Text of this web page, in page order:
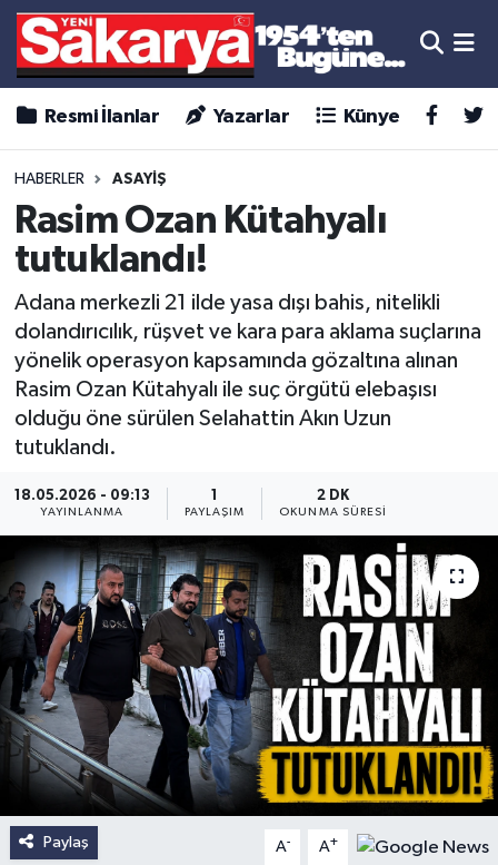
Resmi İlanlar Yazarlar Künye
HABERLER ASAYİŞ
Rasim Ozan Kütahyalı
tutuklandı!
Adana merkezli 21 ilde yasa dışı bahis, nitelikli
dolandırıcılık, rüşvet ve kara para aklama suçlarına
yönelik operasyon kapsamında gözaltına alınan
Rasim Ozan Kütahyalı ile suç örgütü elebaşısı
olduğu öne sürülen Selahattin Akın Uzun
tutuklandı.
18.05.2026 - 09:13
YAYINLANMA PAYLAŞIM
2 DK
OKUNMA SÜRESI
Paylaş A- A+